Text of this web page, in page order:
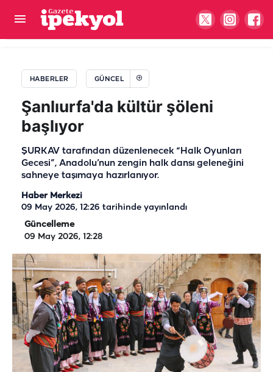
HABERLER GÜNCEL
Şanlıurfa'da kültür şöleni
başlıyor
ŞURKAV tarafından düzenlenecek “Halk Oyunları
Gecesi”, Anadolu’nun zengin halk dansı geleneğini
sahneye taşımaya hazırlanıyor.
Haber Merkezi
09 May 2026, 12:26 tarihinde yayınlandı
Güncelleme
09 May 2026, 12:28
Şanlıurfa'da köprü çöktü: Hafriyat yüklü kamyon